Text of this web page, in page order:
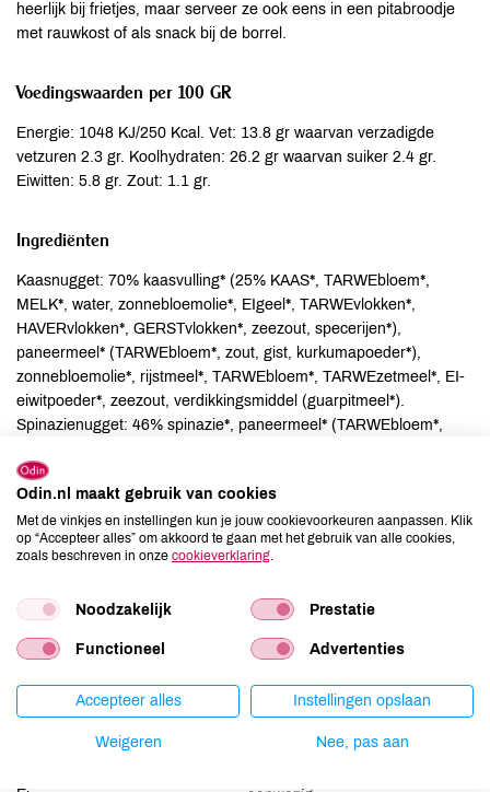
heerlijk bij frietjes, maar serveer ze ook eens in een pitabroodje
met rauwkost of als snack bij de borrel.
Voedingswaarden per 100 GR
Energie: 1048 KJ/250 Kcal. Vet: 13.8 gr waarvan verzadigde
vetzuren 2.3 gr. Koolhydraten: 26.2 gr waarvan suiker 2.4 gr.
Eiwitten: 5.8 gr. Zout: 1.1 gr.
Ingrediënten
Kaasnugget: 70% kaasvulling* (25% KAAS*, TARWEbloem*,
MELK*, water, zonnebloemolie*, EIgeel*, TARWEvlokken*,
HAVERvlokken*, GERSTvlokken*, zeezout, specerijen*),
paneermeel* (TARWEbloem*, zout, gist, kurkumapoeder*),
zonnebloemolie*, rijstmeel*, TARWEbloem*, TARWEzetmeel*, EI-
eiwitpoeder*, zeezout, verdikkingsmiddel (guarpitmeel*).
Spinazienugget: 46% spinazie*, paneermeel* (TARWEbloem*,
TARWEbloem*, zetmeel*, weipoeder* (MELK), rijstmeel*,
TARWEzetmeel*, MELKpoeder*, EIwitpoeder*, zeezout, kruiden* n
specerijen*, gistextract*, verdikkingsmiddel (guarpitmeel*).
Groentennugget: 42% groenten* (paprika*, ui*, erwten*, maïs*),
weipoeder* (MELK), EIwitpoeder*, rijstmeel*, TARWEzetmeel*,
MELKpoeder*, zeezout, kruiden* en specerijen*, gistextract*,
Allergenen
Odin.nl maakt gebruik van cookies
Met de vinkjes en instellingen kun je jouw cookievoorkeuren aanpassen. Klik
op “Accepteer alles” om akkoord te gaan met het gebruik van alle cookies,
zoals beschreven in onze cookieverklaring.
Noodzakelijk Prestatie
Functioneel Advertenties
Accepteer alles Instellingen opslaan
Weigeren Nee, pas aan